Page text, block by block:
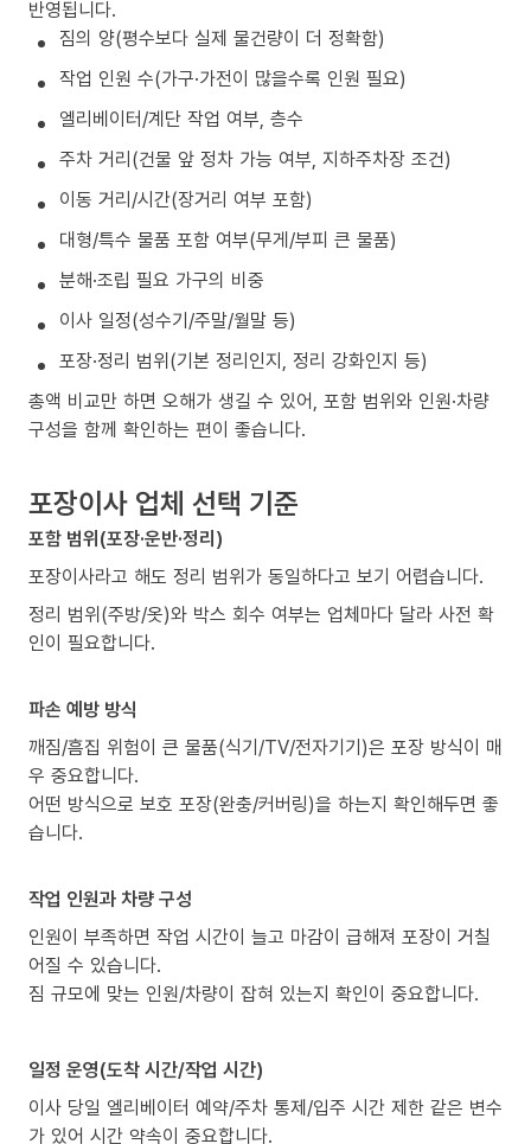
반영됩니다.
짐의 양(평수보다 실제 물건량이 더 정확함)
작업 인원 수(가구·가전이 많을수록 인원 필요)
엘리베이터/계단 작업 여부, 층수
주차 거리(건물 앞 정차 가능 여부, 지하주차장 조건)
이동 거리/시간(장거리 여부 포함)
대형/특수 물품 포함 여부(무게/부피 큰 물품)
분해·조립 필요 가구의 비중
이사 일정(성수기/주말/월말 등)
포장·정리 범위(기본 정리인지, 정리 강화인지 등)
총액 비교만 하면 오해가 생길 수 있어, 포함 범위와 인원·차량
구성을 함께 확인하는 편이 좋습니다.
포장이사 업체 선택 기준
포함 범위(포장·운반·정리)
포장이사라고 해도 정리 범위가 동일하다고 보기 어렵습니다.
정리 범위(주방/옷)와 박스 회수 여부는 업체마다 달라 사전 확
인이 필요합니다.
파손 예방 방식
깨짐/흠집 위험이 큰 물품(식기/TV/전자기기)은 포장 방식이 매
우 중요합니다.
어떤 방식으로 보호 포장(완충/커버링)을 하는지 확인해두면 좋
습니다.
작업 인원과 차량 구성
인원이 부족하면 작업 시간이 늘고 마감이 급해져 포장이 거칠
어질 수 있습니다.
짐 규모에 맞는 인원/차량이 잡혀 있는지 확인이 중요합니다.
일정 운영(도착 시간/작업 시간)
이사 당일 엘리베이터 예약/주차 통제/입주 시간 제한 같은 변수
가 있어 시간 약속이 중요합니다.